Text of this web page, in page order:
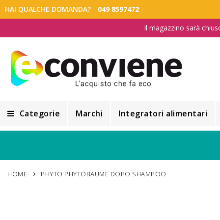
HAI QUALCHE DOMANDA? 049 8597472
Il magazzino sarà
Categorie
Alimentazione e Dietetica
Marchi Integratori alimentari
HOME PHYTO PHYTOBAUME DOPO SHAMPOO